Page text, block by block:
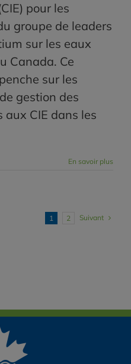
pour les
groupe de leaders
sur les eaux
Canada. Ce
sur les
gestion des
aux CIE dans les
En savoir plus
1 2 Suivant